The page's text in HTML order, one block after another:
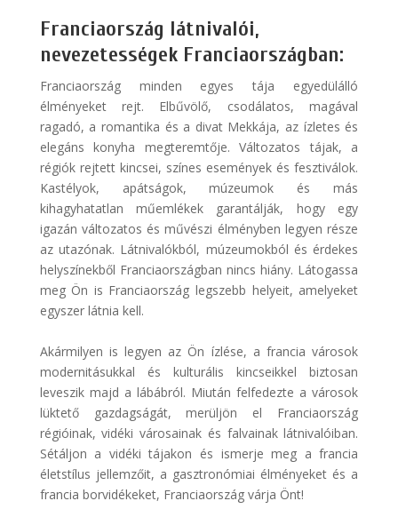
Franciaország látnivalói,
nevezetességek Franciaországban:
Franciaország minden egyes tája egyedülálló
élményeket rejt. Elbűvölő, csodálatos, magával
ragadó, a romantika és a divat Mekkája, az ízletes és
elegáns konyha megteremtője. Változatos tájak, a
régiók rejtett kincsei, színes események és fesztiválok.
Kastélyok, apátságok, múzeumok és más
kihagyhatatlan műemlékek garantálják, hogy egy
igazán változatos és művészi élményben legyen része
az utazónak. Látnivalókból, múzeumokból és érdekes
helyszínekből Franciaországban nincs hiány. Látogassa
meg Ön is Franciaország legszebb helyeit, amelyeket
egyszer látnia kell.
Akármilyen is legyen az Ön ízlése, a francia városok
modernitásukkal és kulturális kincseikkel biztosan
leveszik majd a lábábról. Miután felfedezte a városok
lüktető gazdagságát, merüljön el Franciaország
régióinak, vidéki városainak és falvainak látnivalóiban.
Sétáljon a vidéki tájakon és ismerje meg a francia
életstílus jellemzőit, a gasztronómiai élményeket és a
francia borvidékeket, Franciaország várja Önt!